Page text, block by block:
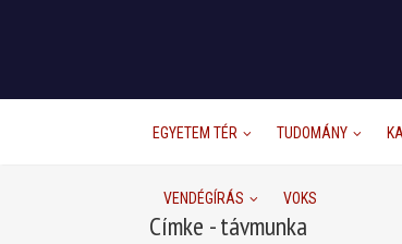
EGYETEM TÉR TUDOMÁNY
VENDÉGÍRÁS VOKS
Címke - távmunka